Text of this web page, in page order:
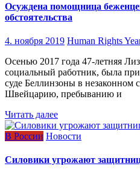
Осуждена помощница
обстоятельства
4. ноября 2019 Human Rights
Осенью 2017 года 47-летняя
социальный работник, была
суде Беллинзоны в незаконном
Швейцарию, пребыванию и
Читать далее
В России Новости
Силовики угрожают